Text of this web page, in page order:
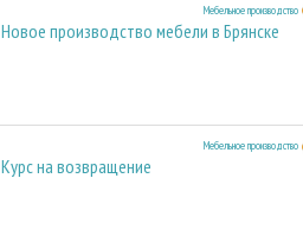
Мебельное производство
Новое производство мебели в Брянске
Мебельное производство
Курс на возвращение